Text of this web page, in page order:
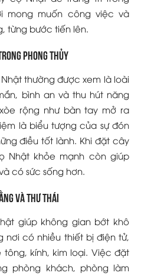
mong muốn công việc và
từng bước tiến lên.
phong thủy
thường được xem là loài
bình an và thu hút năng
rộng như bàn tay mở ra
là biểu tượng của sự đón
điều tốt lành. Khi đặt cây
Nhật khỏe mạnh còn giúp
có sức sống hơn.
và thư thái
giúp không gian bớt khô
nơi có nhiều thiết bị điện tử,
kính, kim loại. Việc đặt
phòng khách, phòng làm